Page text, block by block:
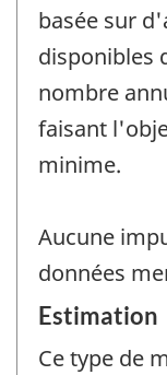
basée sur
disponibles
nombre
faisant
minime.
Aucune
données
Estimation
Ce type de